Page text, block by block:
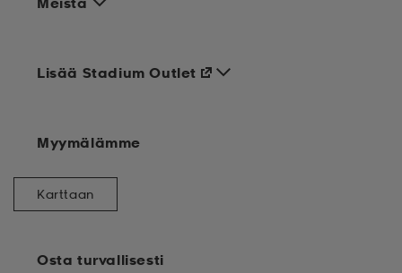
Osta turvallisesti
Lisää Stadium Outlet
Myymälämme
Karttaan